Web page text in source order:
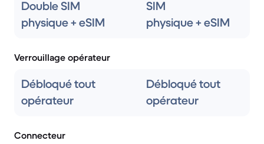
Double SIM
physique + eSIM
SIM
physique + eSIM
Verrouillage opérateur
Débloqué tout
opérateur
Débloqué tout
opérateur
Connecteur